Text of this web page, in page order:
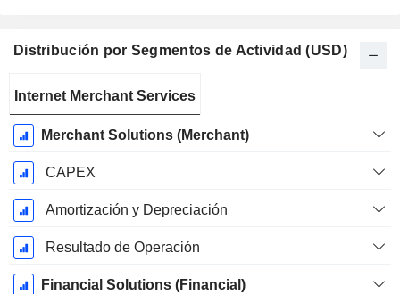
Distribución por Segmentos de Actividad (USD)
fiscal:
Diciembre
Internet Merchant Services
Merchant Solutions (Merchant)
CAPEX
Amortización y Depreciación
Resultado de Operación
Financial Solutions (Financial)